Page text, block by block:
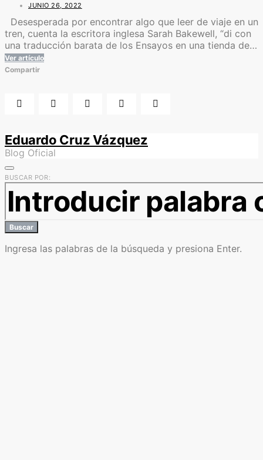
JUNIO 26, 2022
Desesperada por encontrar algo que leer de viaje en un
tren, cuenta la escritora inglesa Sarah Bakewell, “di con
una traducción barata de los Ensayos en una tienda de…
Ver artículo
Compartir
Eduardo Cruz Vázquez
Blog Oficial
BUSCAR POR:
Buscar
Ingresa las palabras de la búsqueda y presiona Enter.